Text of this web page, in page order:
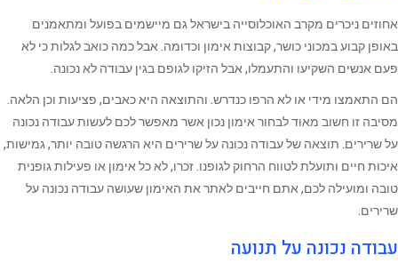
אחוזים ניכרים מקרב האוכלוסייה בישראל גם מיישמים בפועל ומתאמנים
באופן קבוע במכוני כושר, קבוצות אימון וכדומה. אבל כמה כואב לגלות כי לא
פעם אנשים השקיעו והתעמלו, אבל הזיקו לגופם בגין עבודה לא נכונה.
הם התאמצו מידי או לא הרפו כנדרש. והתוצאה היא כאבים, פציעות וכן הלאה.
מסיבה זו חשוב מאוד לבחור אימון נכון אשר מאפשר לכם לעשות עבודה נכונה
על שרירים. תוצאה של עבודה נכונה על שרירים היא הרגשה טובה יותר, גמישות,
איכות חיים ותועלת לטווח הרחוק לגופנו. זכרו, לא כל אימון או פעילות גופנית
טובה ומועילה לכם, אתם חייבים לאתר את האימון שעושה עבודה נכונה על
שרירים.
עבודה נכונה על תנועה